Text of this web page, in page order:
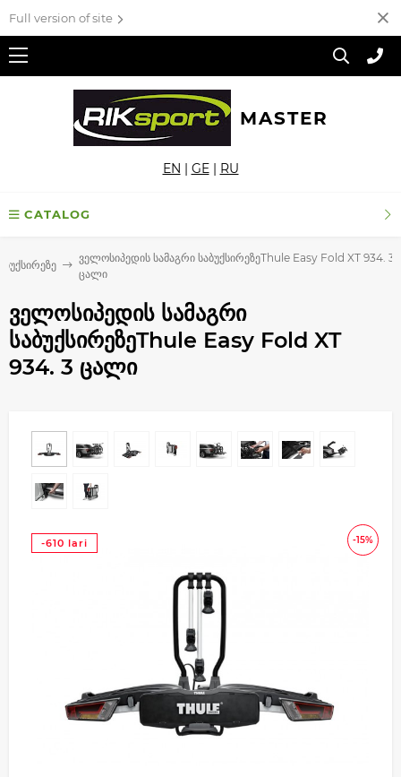
Full version of site
MASTER
EN | GE| RU
CATALOG
ველოსიპედის სამაგრი საბუქსირეზეThule Easy Fold XT 934. 3
ცალი
ველოსიპედის სამაგრი
საბუქსირეზეThule Easy Fold XT
934. 3 ცალი
-15%
-610 lari